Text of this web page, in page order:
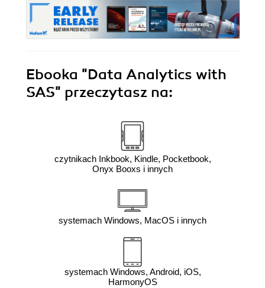
Ebooka "Data Analytics with
SAS" przeczytasz na:
czytnikach Inkbook, Kindle, Pocketbook,
Onyx Booxs i innych
systemach Windows, MacOS i innych
systemach Windows, Android, iOS,
HarmonyOS